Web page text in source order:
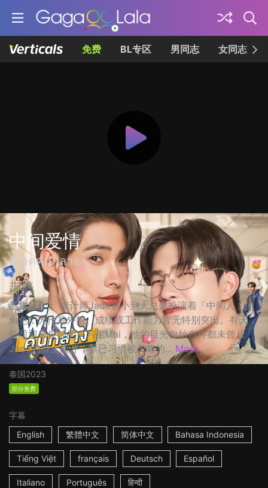
免费 BL专区 男同志 女同志
中间爱情
พี่เจตคนกลาง
共8集
影集简介： 设计师Jade从小到大总是扮演着「中间人」的
角色，无伦是外貌、成绩或工作能力皆无特别突出。有天，
公司迎来俊帅的实习生Mai，他的目光自始自终都未曾从
Jade的身上离开，早已习惯被忽略的... More
泰国2023
部分免费
字幕
English
繁體中文 简体中文 Bahasa Indonesia
Tiếng Việt français Deutsch Español
Italiano Português हिन्दी